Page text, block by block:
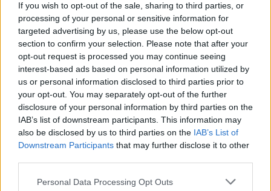
If you wish to opt-out of the sale, sharing to third parties, or
processing of your personal or sensitive information for
targeted advertising by us, please use the below opt-out
section to confirm your selection. Please note that after your
opt-out request is processed you may continue seeing
interest-based ads based on personal information utilized by
us or personal information disclosed to third parties prior to
your opt-out. You may separately opt-out of the further
disclosure of your personal information by third parties on the
IAB’s list of downstream participants. This information may
also be disclosed by us to third parties on the IAB’s List of
Downstream Participants that may further disclose it to other
Personal Data Processing Opt Outs
ΟΦΗ (βίντεο)
22:14
ΠΕΡΙΕΡΓΑ - ΠΑΡΑΞΕΝΑ
Βέλγιο: Ζει σε πλωτό σπίτι 23 μέτρων εδώ και
χρόνια
GOSSIP - LIFESTYLE
Γιώργος Λιάγκας: «Ο Τζορτζ Κλούνεϊ της
Ελλάδας…»
21:52
ΚΟΣΜΟΣ
ΣΧΕΣΕΙΣ ΚΑΙ SEX
Χρήματα και σχέση: Πώς να μιλήσετε
χωρίς να καταλήξετε σε καβγά
GOSSIP - LIFESTYLE